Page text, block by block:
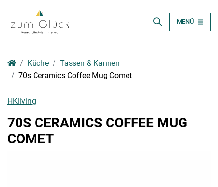
MENÜ
Küche
Tassen & Kannen
70s Ceramics Coffee Mug Comet
HKliving
70S CERAMICS COFFEE MUG
COMET